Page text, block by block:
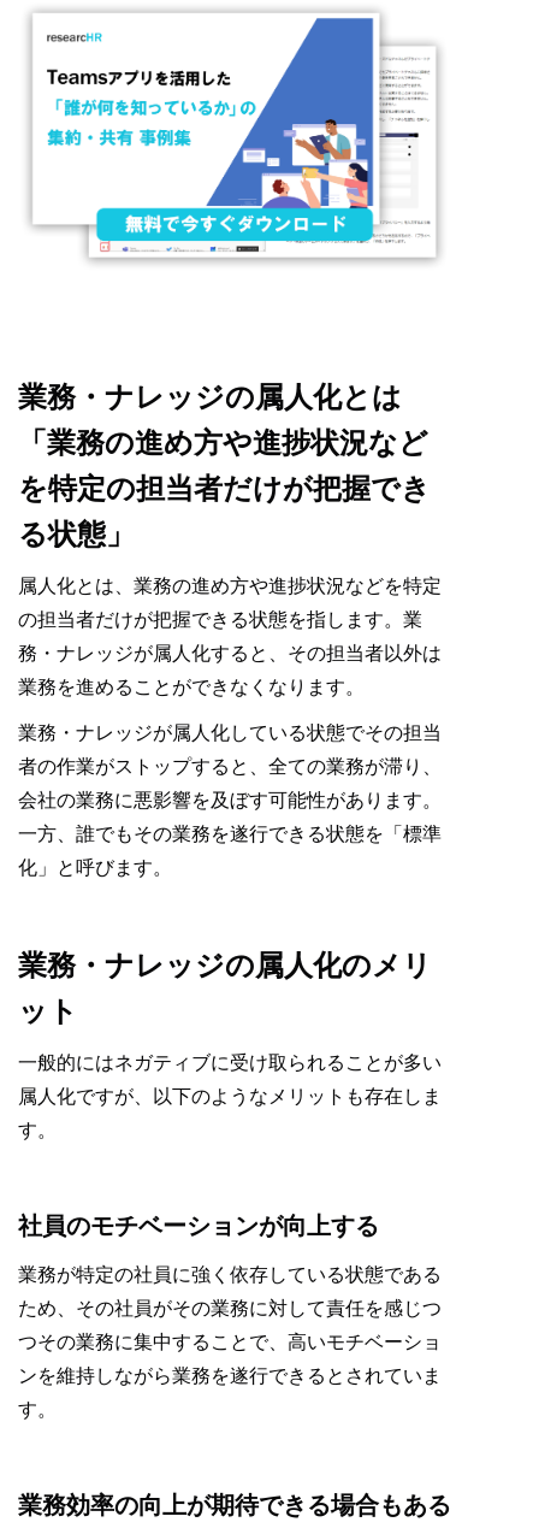
業務・ナレッジの属人化とは
「業務の進め方や進捗状況など
を特定の担当者だけが把握でき
る状態」
属人化とは、業務の進め方や進捗状況などを特定
の担当者だけが把握できる状態を指します。業
務・ナレッジが属人化すると、その担当者以外は
業務を進めることができなくなります。
業務・ナレッジが属人化している状態でその担当
者の作業がストップすると、全ての業務が滞り、
会社の業務に悪影響を及ぼす可能性があります。
一方、誰でもその業務を遂行できる状態を「標準
化」と呼びます。
業務・ナレッジの属人化のメリ
ット
一般的にはネガティブに受け取られることが多い
属人化ですが、以下のようなメリットも存在しま
す。
社員のモチベーションが向上する
業務が特定の社員に強く依存している状態である
ため、その社員がその業務に対して責任を感じつ
つその業務に集中することで、高いモチベーショ
ンを維持しながら業務を遂行できるとされていま
す。
業務効率の向上が期待できる場合もある